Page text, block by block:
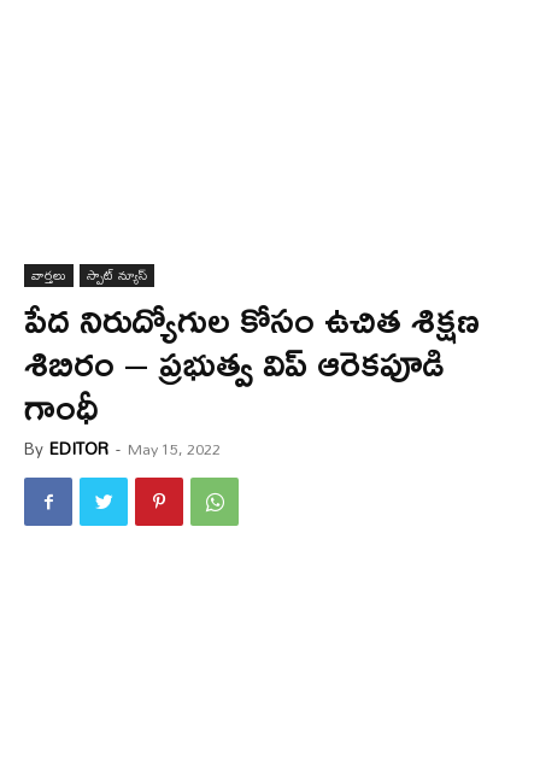
వార్త‌లు స్పాట్ న్యూస్
పేద నిరుద్యోగుల కోసం ఉచిత శిక్షణ
శిబిరం – ప్రభుత్వ విప్ ఆరెకపూడి
గాంధీ
ByEDITOR - May 15, 2022